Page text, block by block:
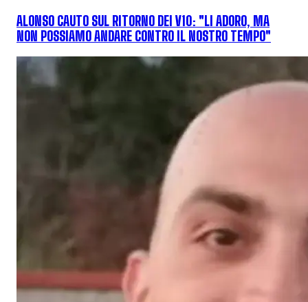
ALONSO CAUTO SUL RITORNO DEI V10: "LI ADORO, MA
NON POSSIAMO ANDARE CONTRO IL NOSTRO TEMPO"